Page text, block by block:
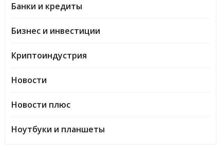
Банки и кредиты
Бизнес и инвестиции
Криптоиндустрия
Новости
Новости плюс
Ноутбуки и планшеты